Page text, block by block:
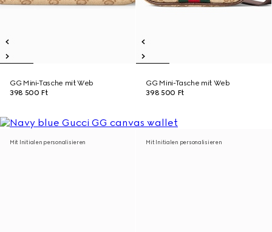
GG Mini-Tasche mit Web
398 500 Ft
GG Mini-Tasche mit Web
398 500 Ft
Mit Initialen personalisieren Mit Initialen personalisieren